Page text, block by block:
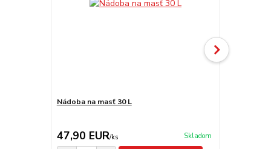
Nádoba na masť 30 L
47,90 EUR/ks Skladom